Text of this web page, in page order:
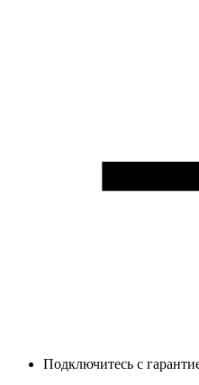
Подключитесь с